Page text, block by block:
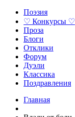
Поэзия
♡ Конкурсы ♡
Проза
Блоги
Отклики
Форум
Дуэли
Классика
Поздравления
Главная